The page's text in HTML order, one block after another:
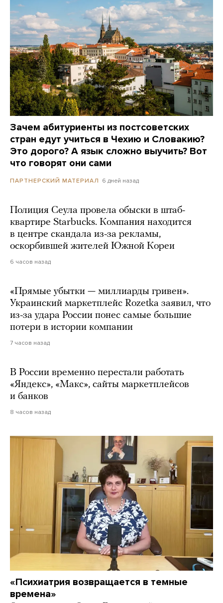
Зачем абитуриенты из постсоветских
стран едут учиться в Чехию и Словакию?
Это дорого? А язык сложно выучить? Вот
что говорят они сами
ПАРТНЕРСКИЙ МАТЕРИАЛ 6 дней назад
Полиция Сеула провела обыски в штаб-
квартире Starbucks. Компания находится
в центре скандала из-за рекламы,
оскорбившей жителей Южной Кореи
6 часов назад
«Прямые убытки — миллиарды гривен».
Украинский маркетплейс Rozetka заявил, что
из-за удара России понес самые большие
потери в истории компании
7 часов назад
В России временно перестали работать
«Яндекс», «Макс», сайты маркетплейсов
и банков
8 часов назад
«Психиатрия возвращается в темные
времена»